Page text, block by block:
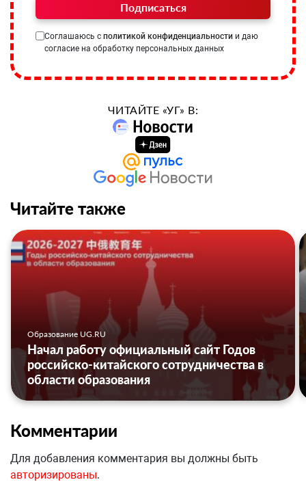
Подписаться
Соглашаюсь с политикой конфиденциальности и даю
согласие на обработку персональных данных
ЧИТАЙТЕ «УГ» В:
Читайте также
Образование UG.RU
Начал работу официальный сайт Годов
российско-китайского сотрудничества в
области образования
Комментарии
Для добавления комментария вы должны быть
авторизированы.